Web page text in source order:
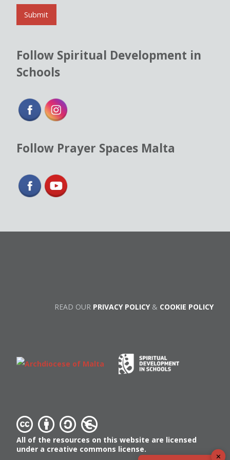
i
*
Submit
Follow Spiritual Development in
Schools
Follow Prayer Spaces Malta
All of the resources on this website are licensed
under a creative commons license.
READ OUR PRIVACY POLICY& COOKIE POLICY
✕